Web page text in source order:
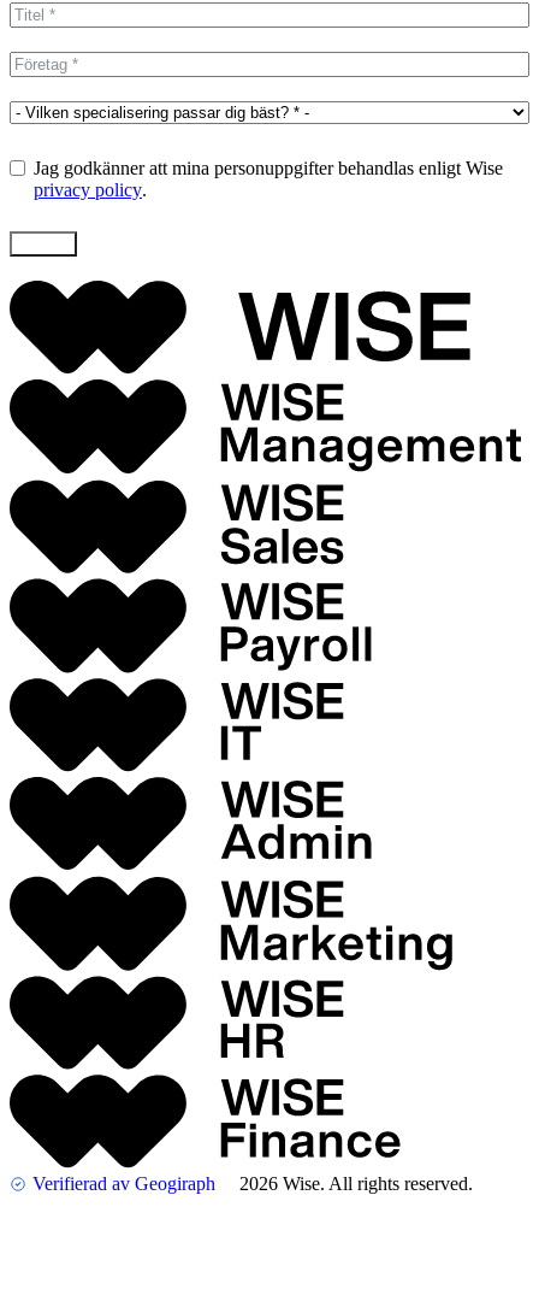
+1
Jag godkänner att mina personuppgifter behandlas enligt Wise
privacy policy.
Verifierad av Geogiraph 2026 Wise. All rights reserved.